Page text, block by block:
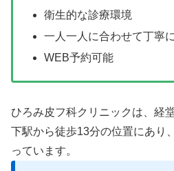
衛生的な診療環境
一人一人に合わせて丁寧
WEB予約可能
ひろみ皮フ科クリニックは、経
下駅から徒歩13分の位置にあり
っています。